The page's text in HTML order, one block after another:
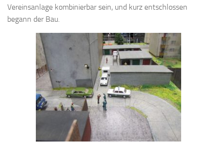
Vereinsanlage kombinierbar sein, und kurz entschlossen
begann der Bau.